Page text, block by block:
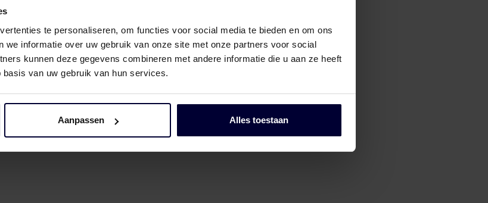
te personaliseren, om functies voor social media te bieden en om ons
we informatie over uw gebruik van onze site met onze partners voor social
kunnen deze gegevens combineren met andere informatie die u aan ze heeft
van uw gebruik van hun services.
Aanpassen Alles toestaan